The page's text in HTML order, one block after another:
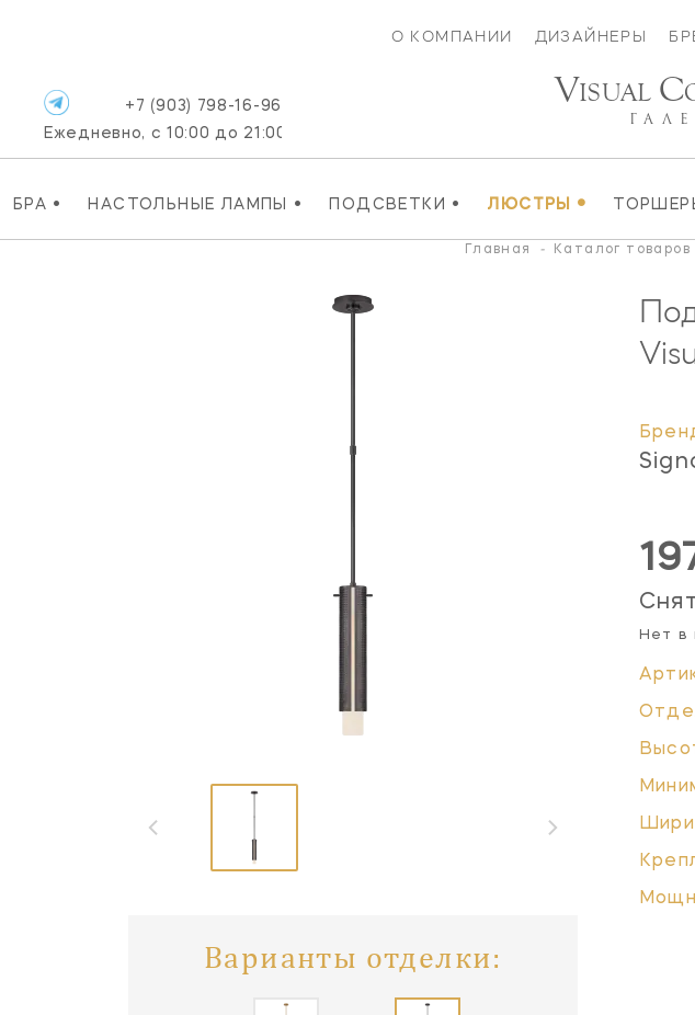
О КОМПАНИИ ДИЗАЙНЕРЫ
БРА • НАСТОЛЬНЫЕ ЛАМПЫ • ПОДСВЕТКИ • ЛЮСТРЫ •
+7 (903) 798-16-96
Ежедневно, с 10:00 до 21:00
VISUAL C
Главная - Каталог товаров
Варианты отделки:
Нет в